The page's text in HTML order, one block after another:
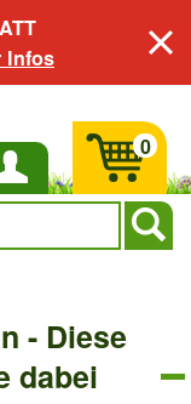
Infos
0
- Diese
dabei